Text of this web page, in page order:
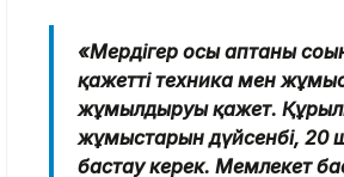
«Мердігер осы аптаның
қажетті техника мен
жұмылдыруы қажет.
жұмыстарын дүйсенбі, 20
бастау керек. Мемлекет